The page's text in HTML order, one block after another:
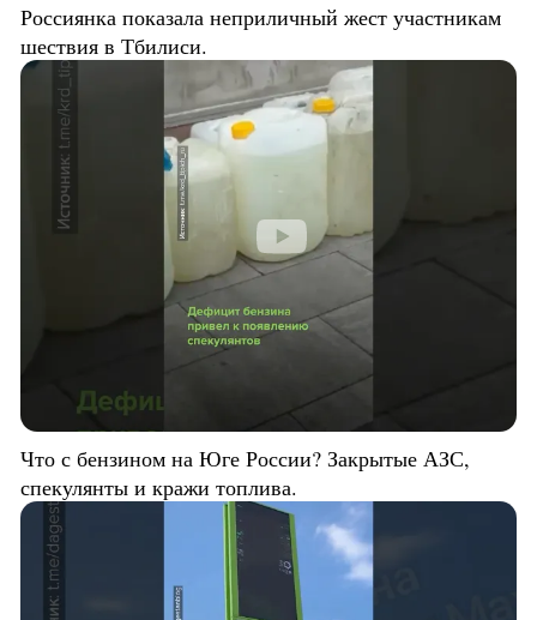
Россиянка показала неприличный жест участникам
шествия в Тбилиси.
Что с бензином на Юге России? Закрытые АЗС,
спекулянты и кражи топлива.